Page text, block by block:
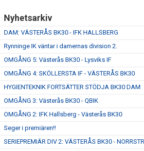
Nyhetsarkiv
DAM: VÄSTERÅS BK30 - IFK HALLSBERG
Rynninge IK väntar i damernas division 2.
OMGÅNG 5: Västerås BK30 - Lysviks IF
OMGÅNG 4: SKÖLLERSTA IF - VÄSTERÅS BK30
HYGIENTEKNIK FORTSÄTTER STÖDJA BK30 DAM
OMGÅNG 3: Västerås BK30 - QBIK
OMGÅNG 2: IFK Hallsberg - Västerås BK30
Seger i premiären!!
SERIEPREMIÄR DIV 2: VÄSTERÅS BK30 -